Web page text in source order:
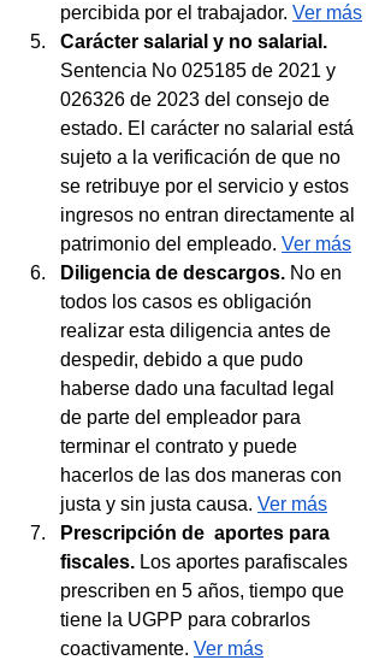
percibida por el trabajador. Ver más
Carácter salarial y no salarial.
Sentencia No 025185 de 2021 y
026326 de 2023 del consejo de
estado. El carácter no salarial está
sujeto a la verificación de que no
se retribuye por el servicio y estos
ingresos no entran directamente al
patrimonio del empleado. Ver más
Diligencia de descargos. No en
todos los casos es obligación
realizar esta diligencia antes de
despedir, debido a que pudo
haberse dado una facultad legal
de parte del empleador para
terminar el contrato y puede
hacerlos de las dos maneras con
justa y sin justa causa. Ver más
Prescripción de  aportes para
fiscales. Los aportes parafiscales
prescriben en 5 años, tiempo que
tiene la UGPP para cobrarlos
coactivamente. Ver más